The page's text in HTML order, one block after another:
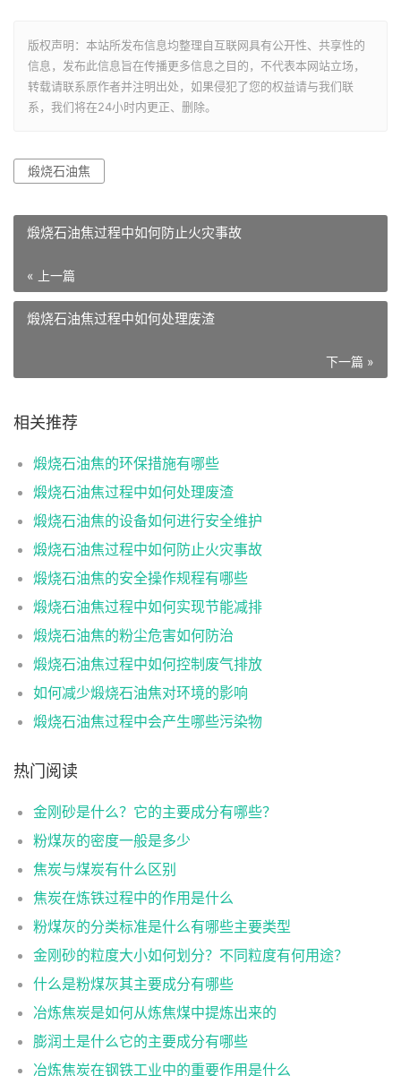
版权声明：本站所发布信息均整理自互联网具有公开性、共享性的
信息，发布此信息旨在传播更多信息之目的，不代表本网站立场，
转载请联系原作者并注明出处，如果侵犯了您的权益请与我们联
系，我们将在24小时内更正、删除。
煅烧石油焦
煅烧石油焦过程中如何防止火灾事故
« 上一篇
煅烧石油焦过程中如何处理废渣
下一篇 »
相关推荐
煅烧石油焦的环保措施有哪些
煅烧石油焦过程中如何处理废渣
煅烧石油焦的设备如何进行安全维护
煅烧石油焦过程中如何防止火灾事故
煅烧石油焦的安全操作规程有哪些
煅烧石油焦过程中如何实现节能减排
煅烧石油焦的粉尘危害如何防治
煅烧石油焦过程中如何控制废气排放
如何减少煅烧石油焦对环境的影响
煅烧石油焦过程中会产生哪些污染物
热门阅读
金刚砂是什么？它的主要成分有哪些？
粉煤灰的密度一般是多少
焦炭与煤炭有什么区别
焦炭在炼铁过程中的作用是什么
粉煤灰的分类标准是什么有哪些主要类型
金刚砂的粒度大小如何划分？不同粒度有何用途？
什么是粉煤灰其主要成分有哪些
冶炼焦炭是如何从炼焦煤中提炼出来的
膨润土是什么它的主要成分有哪些
冶炼焦炭在钢铁工业中的重要作用是什么